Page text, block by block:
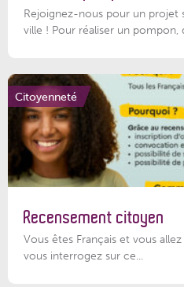
Rejoignez-nous pour un projet
ville ! Pour réaliser un pompon,
Citoyenneté
Recensement citoyen
Vous êtes Français et vous
vous interrogez sur ce...